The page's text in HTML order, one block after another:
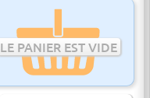
LE PANIER EST VIDE